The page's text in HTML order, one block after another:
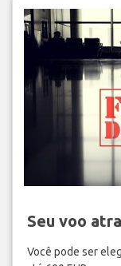
Seu voo
Você pode ser